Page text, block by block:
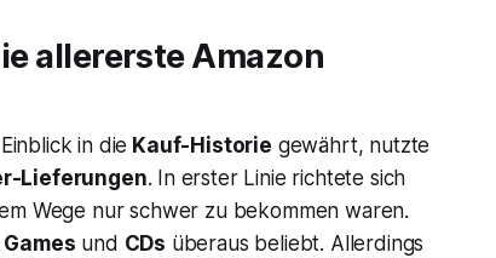
allererste Amazon
in die Kauf-Historie gewährt, nutzte
Lieferungen. In erster Linie richtete sich
Wege nur schwer zu bekommen waren.
Games und CDs überaus beliebt. Allerdings